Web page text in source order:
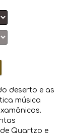
deserto e as
música
Quartzo e